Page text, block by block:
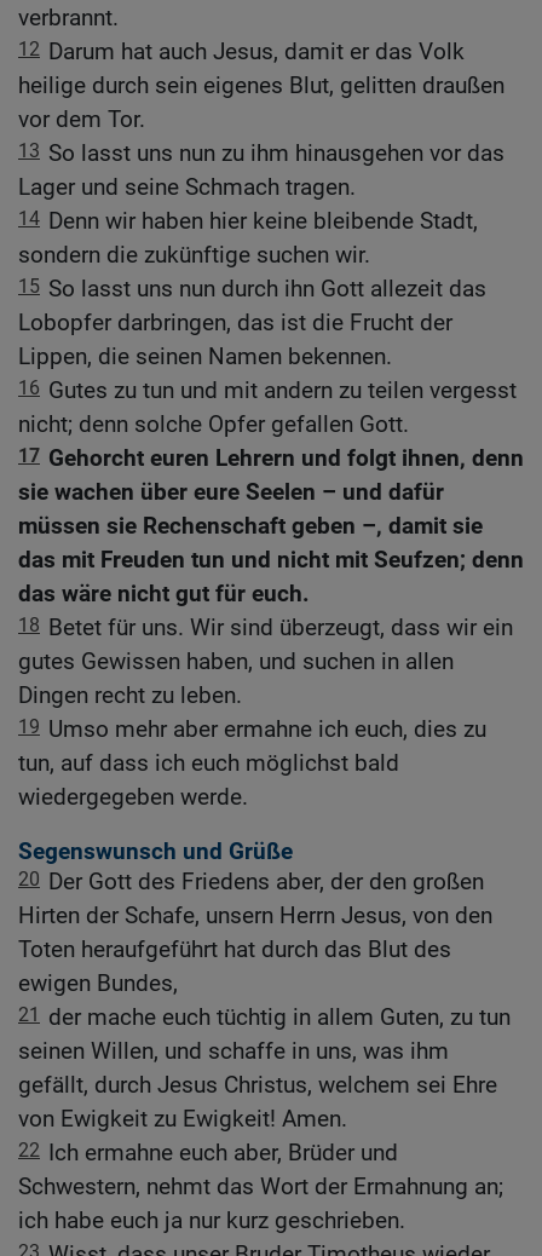
verbrannt.
12 Darum hat auch Jesus, damit er das Volk
heilige durch sein eigenes Blut, gelitten draußen
vor dem Tor.
13 So lasst uns nun zu ihm hinausgehen vor das
Lager und seine Schmach tragen.
14 Denn wir haben hier keine bleibende Stadt,
sondern die zukünftige suchen wir.
15 So lasst uns nun durch ihn Gott allezeit das
Lobopfer darbringen, das ist die Frucht der
Lippen, die seinen Namen bekennen.
16 Gutes zu tun und mit andern zu teilen vergesst
nicht; denn solche Opfer gefallen Gott.
17 Gehorcht euren Lehrern und folgt ihnen, denn
sie wachen über eure Seelen – und dafür
müssen sie Rechenschaft geben –, damit sie
das mit Freuden tun und nicht mit Seufzen; denn
das wäre nicht gut für euch.
18 Betet für uns. Wir sind überzeugt, dass wir ein
gutes Gewissen haben, und suchen in allen
Dingen recht zu leben.
19 Umso mehr aber ermahne ich euch, dies zu
tun, auf dass ich euch möglichst bald
wiedergegeben werde.
Segenswunsch und Grüße
20 Der Gott des Friedens aber, der den großen
Hirten der Schafe, unsern Herrn Jesus, von den
Toten heraufgeführt hat durch das Blut des
ewigen Bundes,
21
der mache euch tüchtig in allem Guten, zu tun
seinen Willen, und schaffe in uns, was ihm
gefällt, durch Jesus Christus, welchem sei Ehre
von Ewigkeit zu Ewigkeit! Amen.
22 Ich ermahne euch aber, Brüder und
Schwestern, nehmt das Wort der Ermahnung an;
ich habe euch ja nur kurz geschrieben.